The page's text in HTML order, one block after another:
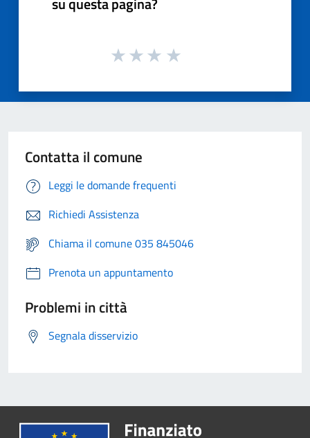
Contatta il comune
Leggi le domande frequenti
Richiedi Assistenza
Chiama il comune 035 845046
Prenota un appuntamento
Problemi in città
Segnala disservizio